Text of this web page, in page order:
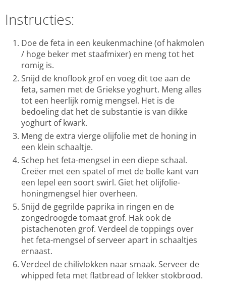
Instructies:
Doe de feta in een keukenmachine (of hakmolen
/ hoge beker met staafmixer) en meng tot het
romig is.
Snijd de knoflook grof en voeg dit toe aan de
feta, samen met de Griekse yoghurt. Meng alles
tot een heerlijk romig mengsel. Het is de
bedoeling dat het de substantie is van dikke
yoghurt of kwark.
Meng de extra vierge olijfolie met de honing in
een klein schaaltje.
Schep het feta-mengsel in een diepe schaal.
Creëer met een spatel of met de bolle kant van
een lepel een soort swirl. Giet het olijfolie-
honingmengsel hier overheen.
Snijd de gegrilde paprika in ringen en de
zongedroogde tomaat grof. Hak ook de
pistachenoten grof. Verdeel de toppings over
het feta-mengsel of serveer apart in schaaltjes
ernaast.
Verdeel de chilivlokken naar smaak. Serveer de
whipped feta met flatbread of lekker stokbrood.